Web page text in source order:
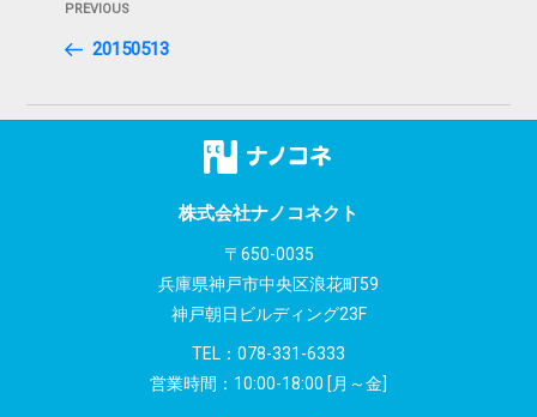
ビ
Previous
Post
PREVIOUS
20150513
株式会社ナノコネクト
〒650-0035
兵庫県神戸市中央区浪花町59
神戸朝日ビルディング23F
TEL： 078-331-6333
営業時間：10:00-18:00 [月～金]